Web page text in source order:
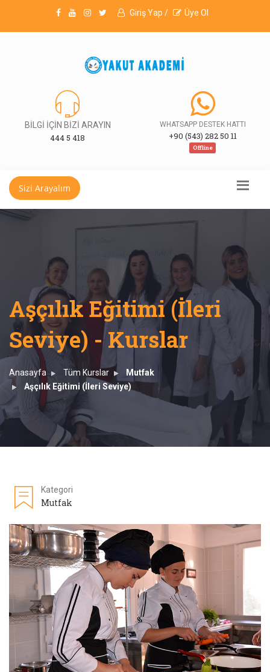
Giriş Yap / Üye Ol
BİLGİ İÇİN BİZİ ARAYIN
444 5 418
WHATSAPP DESTEK HATTI
+90 (543) 282 50 11
Offline
Sizi Arayalım
Aşçılık Eğitimi (İleri
Seviye) - Kurslar
Anasayfa Tüm Kurslar
Mutfak
Aşçılık Eğitimi (İleri Seviye)
Kategori
Mutfak